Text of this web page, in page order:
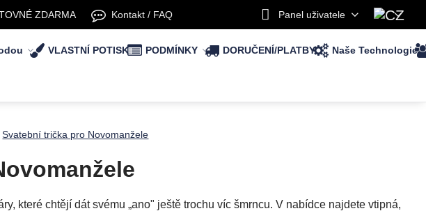
ZDARMA Kontakt / FAQ Panel uživatele
VLASTNÍ POTISK PODMÍNKY DORUČENÍ/PLATBY Naše Technologie
Svatební trička pro Novomanžele
které chtějí dát svému „ano" ještě trochu víc šmrncu. V nabídce najdete vtipná,